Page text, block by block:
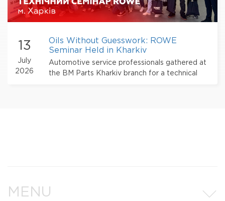
13
July
2026
Oils Without Guesswork: ROWE
Seminar Held in Kharkiv
Automotive service professionals gathered at
the BM Parts Kharkiv branch for a technical
MENU